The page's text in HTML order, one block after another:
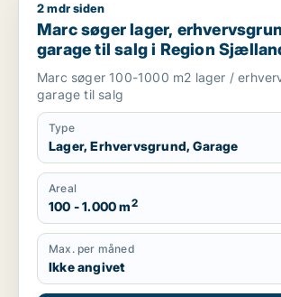
Marc søger lager, erhvervsgrund eller
2 mdr siden
Marc søger lager,
garage til salg i Region
Nordsjælland
Marc søger 100-1000 m2 lager /
garage til salg
Type
Lager, Erhvervsgrund, Garage
Areal
100 - 1.000 m2
Max. per måned
Ikke angivet